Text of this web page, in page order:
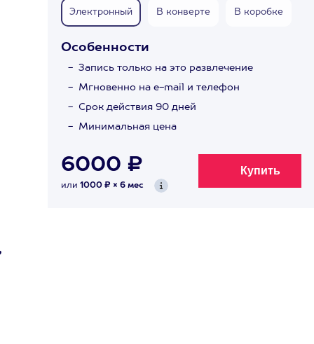
Электронный В конверте В коробке
Особенности
Запись только на это развлечение
Мгновенно на e-mail и телефон
Срок действия 90 дней
Минимальная цена
6000 ₽
или 1000 ₽ × 6 мес